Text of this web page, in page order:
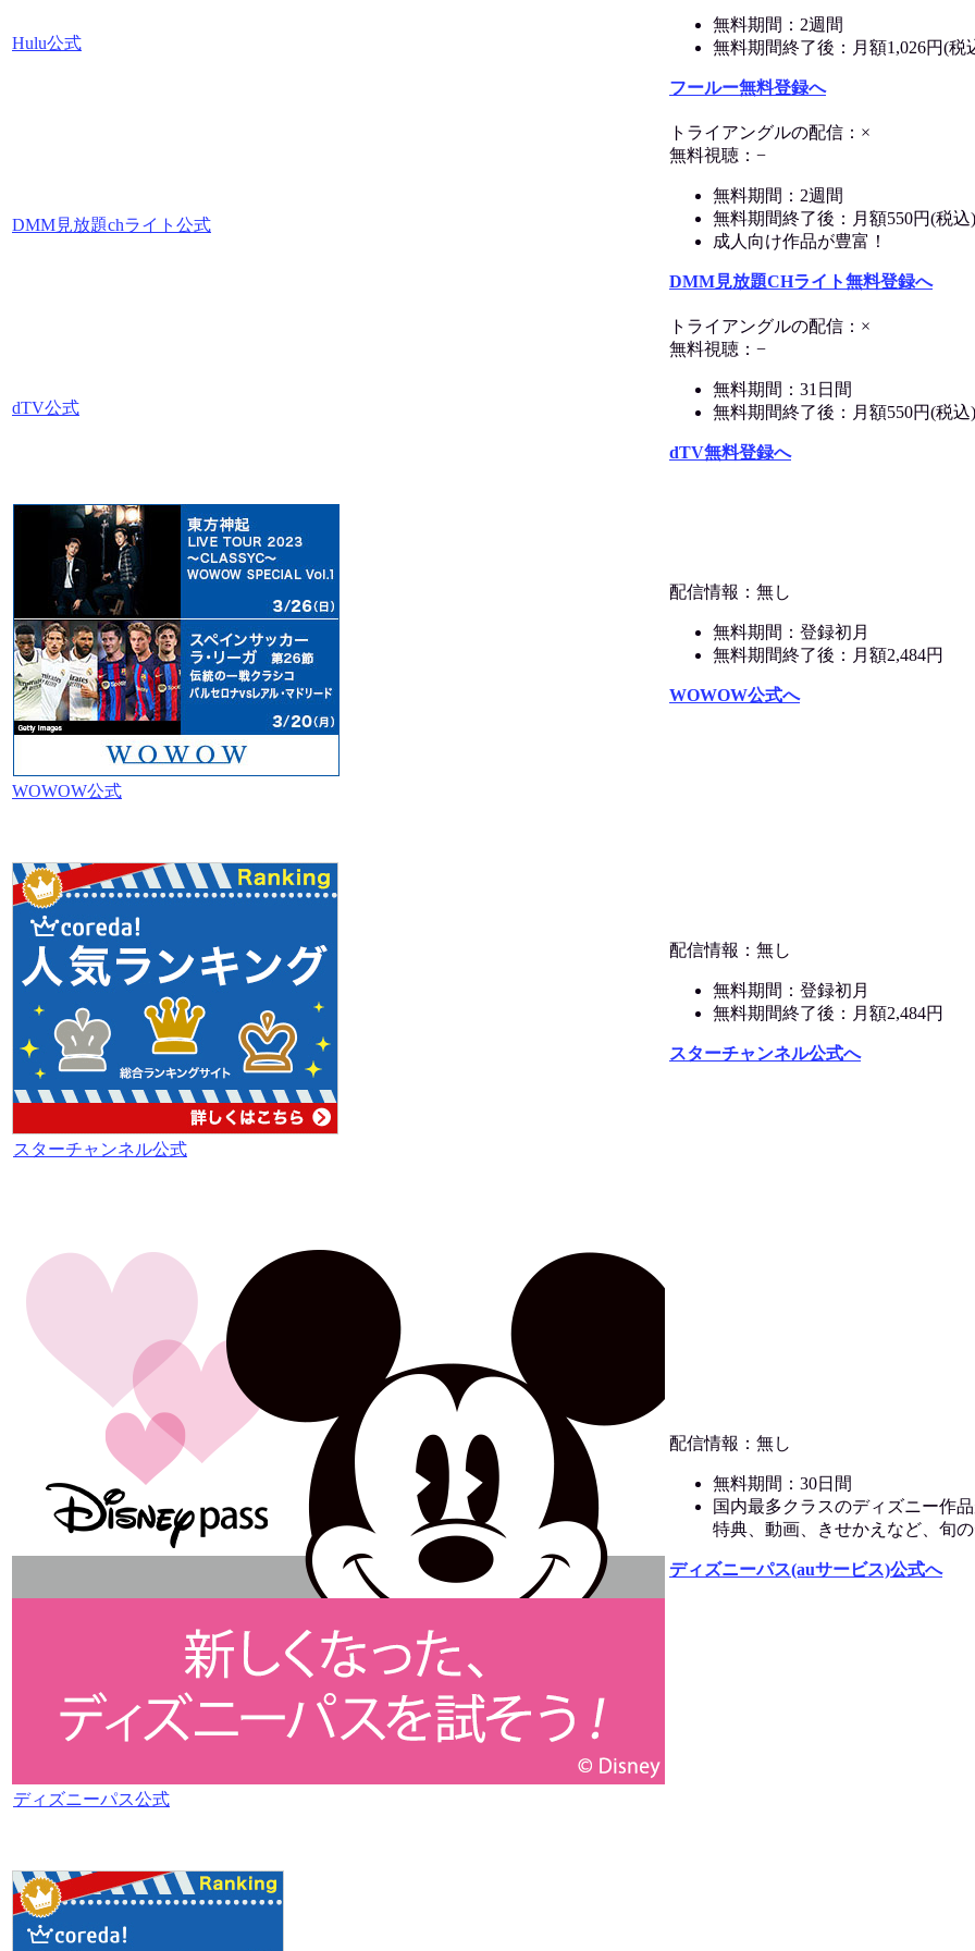
Hulu公式
無料期間：2週間
無料期間終了後：月額1,026円(税
フールー無料登録へ
DMM見放題chライト公式
トライアングルの配信：×
無料視聴：−
無料期間：2週間
無料期間終了後：月額550円(税込)
成人向け作品が豊富！
DMM見放題CHライト無料登録へ
dTV公式
トライアングルの配信：×
無料視聴：−
無料期間：31日間
無料期間終了後：月額550円(税込)
dTV無料登録へ
WOWOW公式
配信情報：無し
無料期間：登録初月
無料期間終了後：月額2,484円
WOWOW公式へ
スターチャンネル公式
配信情報：無し
無料期間：登録初月
無料期間終了後：月額2,484円
スターチャンネル公式へ
ディズニーパス公式
配信情報：無し
無料期間：30日間
国内最多クラスのディズニー作
特典、動画、きせかえなど、旬
ディズニーパス(auサービス)公式へ